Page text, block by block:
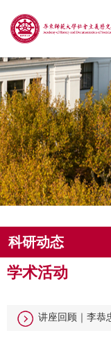
科研动态
学术活动
讲座回顾｜李恭